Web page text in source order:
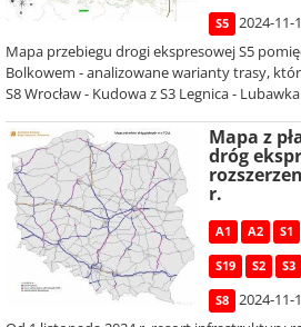
S5
2024-11-
Mapa przebiegu drogi ekspresowej S5
Bolkowem - analizowane warianty trasy,
S8 Wrocław - Kudowa z S3 Legnica -
Mapa z
dróg
r.
A1 A2 S1
S19 S2 S3
S8
2024-11-